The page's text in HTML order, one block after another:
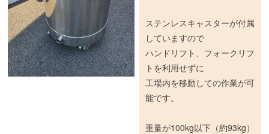
ステンレスキャスターが付属
していますので
ハンドリフト、フォークリフ
トを利用せずに
工場内を移動しての作業が可
能です。
重量が100kg以下（約93kg）